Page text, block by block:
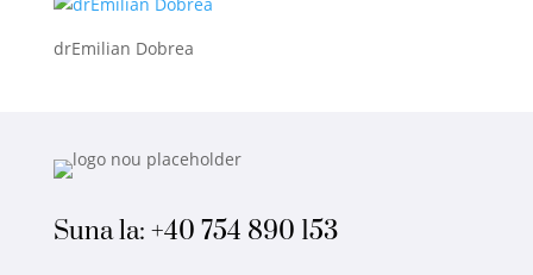
drEmilian Dobrea
Suna la: +40 754 890 153